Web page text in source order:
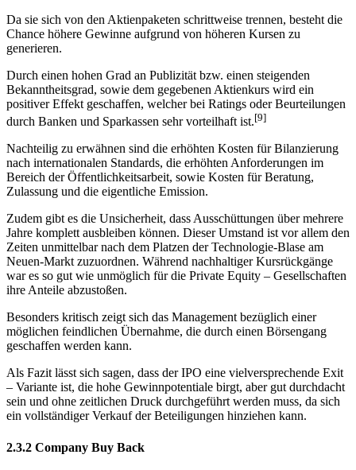
Da sie sich von den Aktienpaketen schrittweise trennen, besteht die
Chance höhere Gewinne aufgrund von höheren Kursen zu
generieren.
Durch einen hohen Grad an Publizität bzw. einen steigenden
Bekanntheitsgrad, sowie dem gegebenen Aktienkurs wird ein
positiver Effekt geschaffen, welcher bei Ratings oder Beurteilungen
durch Banken und Sparkassen sehr vorteilhaft ist.[9]
Nachteilig zu erwähnen sind die erhöhten Kosten für Bilanzierung
nach internationalen Standards, die erhöhten Anforderungen im
Bereich der Öffentlichkeitsarbeit, sowie Kosten für Beratung,
Zulassung und die eigentliche Emission.
Zudem gibt es die Unsicherheit, dass Ausschüttungen über mehrere
Jahre komplett ausbleiben können. Dieser Umstand ist vor allem den
Zeiten unmittelbar nach dem Platzen der Technologie-Blase am
Neuen-Markt zuzuordnen. Während nachhaltiger Kursrückgänge
war es so gut wie unmöglich für die Private Equity – Gesellschaften
ihre Anteile abzustoßen.
Besonders kritisch zeigt sich das Management bezüglich einer
möglichen feindlichen Übernahme, die durch einen Börsengang
geschaffen werden kann.
Als Fazit lässt sich sagen, dass der IPO eine vielversprechende Exit
– Variante ist, die hohe Gewinnpotentiale birgt, aber gut durchdacht
sein und ohne zeitlichen Druck durchgeführt werden muss, da sich
ein vollständiger Verkauf der Beteiligungen hinziehen kann.
2.3.2 Company Buy Back